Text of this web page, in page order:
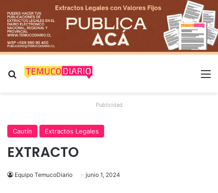
Buscar por
Publicidad
Cautín Extractos Legales
EXTRACTO
Equipo TemucoDiario junio 1, 2024